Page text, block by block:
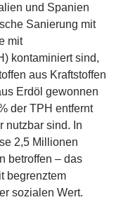
und Spanien
Sanierung mit
mit
) kontaminiert sind,
aus Kraftstoffen
Erdöl gewonnen
der TPH entfernt
nutzbar sind. In
2,5 Millionen
betroffen – das
begrenztem
sozialen Wert.